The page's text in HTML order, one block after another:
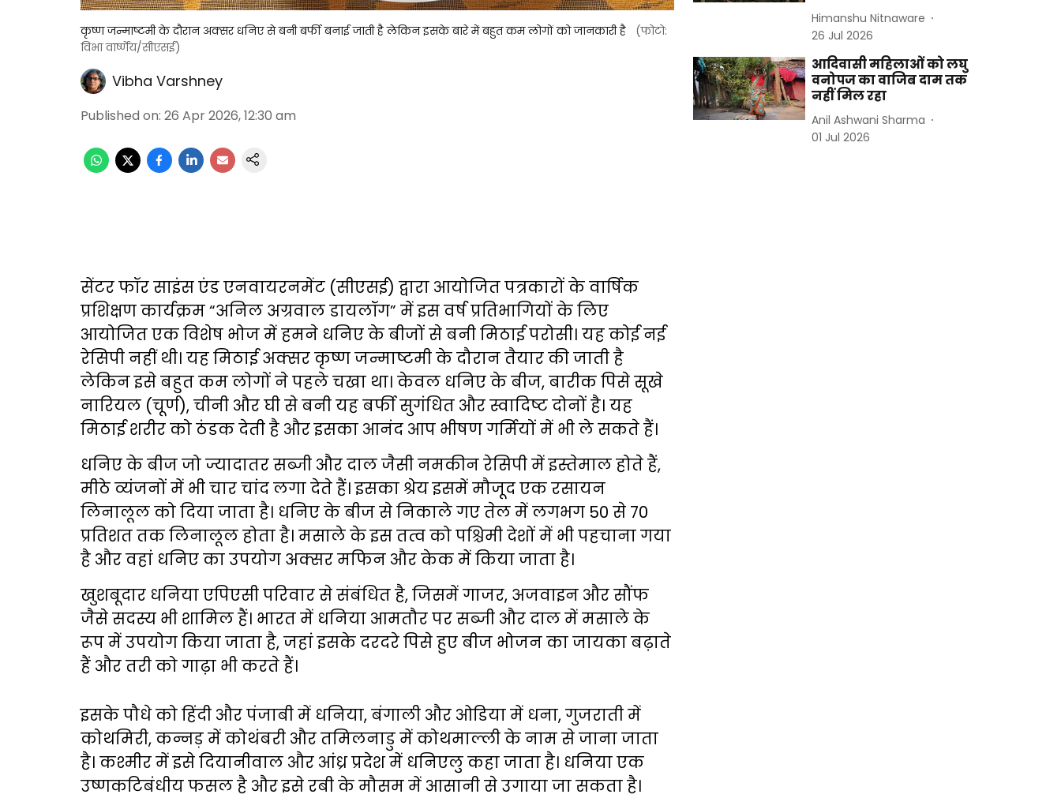
कृष्ण जन्माष्टमी के दौरान अक्सर धनिए से बनी बर्फी बनाई जाती है लेकिन इसके बारे में बहुत कम लोगों को जानकारी है
(फोटो:
विभा वार्ष्णेय/सीएसई)
Vibha Varshney
Published on: 26 Apr 2026, 12:30 am
सेंटर फॉर साइंस एंड एनवायरनमेंट (सीएसई) द्वारा आयोजित पत्रकारों के वार्षिक
प्रशिक्षण कार्यक्रम “अनिल अग्रवाल डायलॉग” में इस वर्ष प्रतिभागियों के लिए
आयोजित एक विशेष भोज में हमने धनिए के बीजों से बनी मिठाई परोसी। यह कोई नई
रेसिपी नहीं थी। यह मिठाई अक्सर कृष्ण जन्माष्टमी के दौरान तैयार की जाती है
लेकिन इसे बहुत कम लोगों ने पहले चखा था। केवल धनिए के बीज, बारीक पिसे सूखे
नारियल (चूर्ण), चीनी और घी से बनी यह बर्फी सुगंधित और स्वादिष्ट दोनों है। यह
मिठाई शरीर को ठंडक देती है और इसका आनंद आप भीषण गर्मियों में भी ले सकते हैं।
धनिए के बीज जो ज्यादातर सब्जी और दाल जैसी नमकीन रेसिपी में इस्तेमाल होते हैं,
मीठे व्यंजनों में भी चार चांद लगा देते हैं। इसका श्रेय इसमें मौजूद एक रसायन
लिनालूल को दिया जाता है। धनिए के बीज से निकाले गए तेल में लगभग 50 से 70
प्रतिशत तक लिनालूल होता है। मसाले के इस तत्व को पश्चिमी देशों में भी पहचाना गया
है और वहां धनिए का उपयोग अक्सर मफिन और केक में किया जाता है।
खुशबूदार धनिया एपिएसी परिवार से संबंधित है, जिसमें गाजर, अजवाइन और सौंफ
जैसे सदस्य भी शामिल हैं। भारत में धनिया आमतौर पर सब्जी और दाल में मसाले के
रूप में उपयोग किया जाता है, जहां इसके दरदरे पिसे हुए बीज भोजन का जायका बढ़ाते
हैं और तरी को गाढ़ा भी करते हैं।
इसके पौधे को हिंदी और पंजाबी में धनिया, बंगाली और ओडिया में धना, गुजराती में
कोथमिरी, कन्नड़ में कोथंबरी और तमिलनाडु में कोथमाल्ली के नाम से जाना जाता
है। कश्मीर में इसे दियानीवाल और आंध्र प्रदेश में धनिएलु कहा जाता है। धनिया एक
उष्णकटिबंधीय फसल है और इसे रबी के मौसम में आसानी से उगाया जा सकता है।
Himanshu Nitnaware
26 Jul 2026
आदिवासी महिलाओं को लघु
वनोपज का वाजिब दाम तक
नहीं मिल रहा
Anil Ashwani Sharma
01 Jul 2026